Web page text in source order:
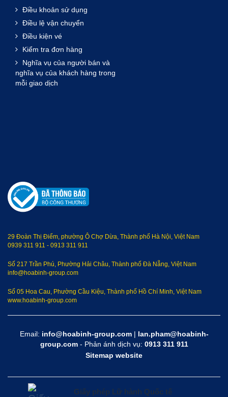
Điều khoản sử dụng
Điều lệ vận chuyển
Điều kiện vé
Kiểm tra đơn hàng
Nghĩa vụ của người bán và
nghĩa vụ của khách hàng trong
mỗi giao dịch
29 Đoàn Thị Điểm, phường Ô Chợ Dừa, Thành phố Hà Nội, Việt Nam
0939 311 911 - 0913 311 911
Số 217 Trần Phú, Phường Hải Châu, Thành phố Đà Nẵng, Việt Nam
info@hoabinh-group.com
Số 05 Hoa Cau, Phường Cầu Kiệu, Thành phố Hồ Chí Minh, Việt Nam
www.hoabinh-group.com
Email: info@hoabinh-group.com| lan.pham@hoabinh-
group.com- Phản ánh dịch vụ: 0913 311 911
Sitemap website
Giấy phép Lữ hành Quốc tế